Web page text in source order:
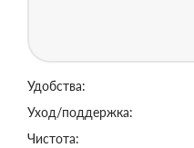
Удобства:
Уход/поддержка:
Чистота: